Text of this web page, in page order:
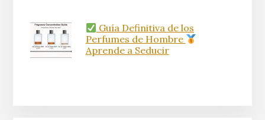
Guía Definitiva de los
Perfumes de Hombre
Aprende a Seducir